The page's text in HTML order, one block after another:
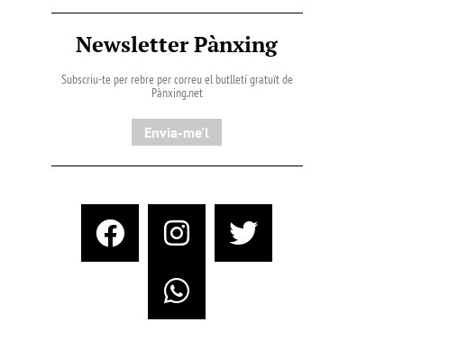
Newsletter Pànxing
Subscriu-te per rebre per correu el butlletí gratuït de
Pànxing.net​
Envia-me'l